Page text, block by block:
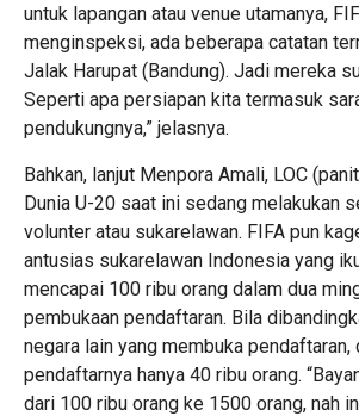
untuk lapangan atau venue utamanya,
menginspeksi, ada beberapa catatan
Jalak Harupat (Bandung). Jadi mereka
Seperti apa persiapan kita termasuk
pendukungnya,” jelasnya.
Bahkan, lanjut Menpora Amali, LOC
Dunia U-20 saat ini sedang melakukan
volunter atau sukarelawan. FIFA pun
antusias sukarelawan Indonesia yang
mencapai 100 ribu orang dalam dua
pembukaan pendaftaran. Bila
negara lain yang membuka pendaftaran,
pendaftarnya hanya 40 ribu orang.
dari 100 ribu orang ke 1500 orang, nah